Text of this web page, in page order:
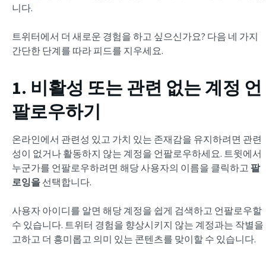
니다.
트위터에서 더 새로운 경험을 하고 싶으신가요? 다음 네 가지
간단한 단계를 따라 피드를 지우세요.
1. 비활성 또는 관련 없는 계정 언
팔로우하기
온라인에서 관련성 있고 가치 있는 존재감을 유지하려면 관련
성이 없거나 활동하지 않는 계정을 언팔로우하세요. 트윗에서
누군가를 언팔로우하려면 해당 사용자의 이름을 클릭하고 팔
로잉을 선택합니다.
사용자 아이디를 알면 해당 계정을 쉽게 검색하고 언팔로우할
수 있습니다. 트위터 경험을 향상시키지 않는 계정과는 작별을
고하고 더 흥미롭고 의미 있는 콘텐츠를 맞이할 수 있습니다.